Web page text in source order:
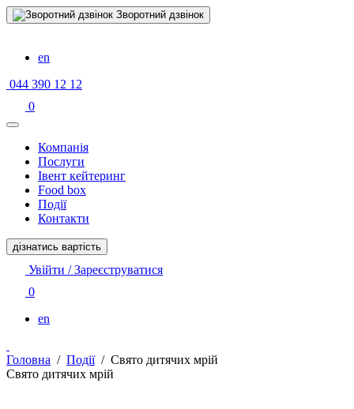
Зворотний дзвінок
en
044 390 12 12
0
Компанiя
Послуги
Івент кейтеринг
Food box
Події
Контакти
дізнатись вартість
Увійти / Зареєструватися
0
en
Головна / Події/ Свято дитячих мрій
Свято дитячих мрій